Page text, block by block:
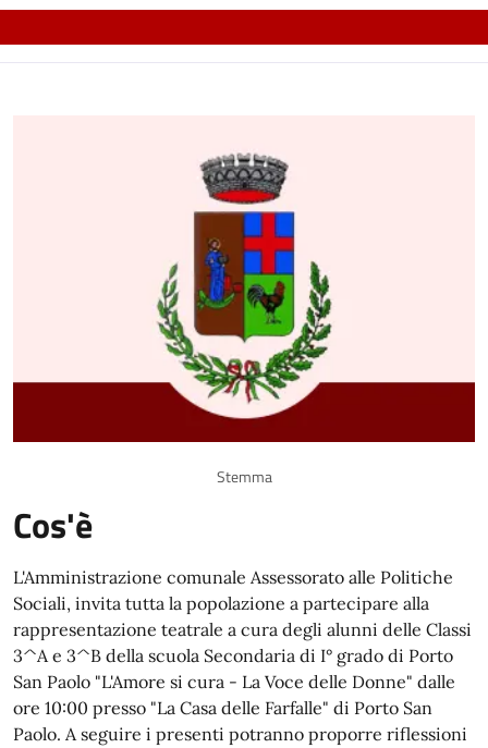
Stemma
Cos'è
L'Amministrazione comunale Assessorato alle Politiche
Sociali, invita tutta la popolazione a partecipare alla
rappresentazione teatrale a cura degli alunni delle Classi
3^A e 3^B della scuola Secondaria di I° grado di Porto
San Paolo "L'Amore si cura - La Voce delle Donne" dalle
ore 10:00 presso "La Casa delle Farfalle" di Porto San
Paolo. A seguire i presenti potranno proporre riflessioni